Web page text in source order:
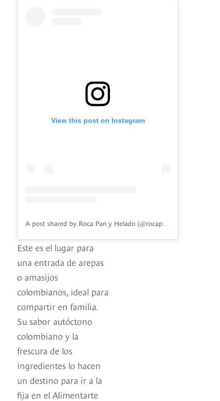
View this post on Instagram
Este es el lugar para
una entrada de arepas
o amasijos
colombianos, ideal para
compartir en familia.
Su sabor autóctono
colombiano y la
frescura de los
ingredientes lo hacen
un destino para ir a la
fija en el Alimentarte